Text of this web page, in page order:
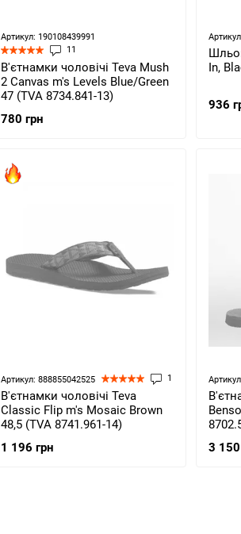
Артикул: 190108439991
11
В'єтнамки чоловічі Teva Mush
2 Canvas m's Levels Blue/Green
47 (TVA 8734.841-13)
780 грн
In,
936
Артикул: 888855042525 1
В'єтнамки чоловічі Teva
Classic Flip m's Mosaic Brown
48,5 (TVA 8741.961-14)
1 196 грн
3 150